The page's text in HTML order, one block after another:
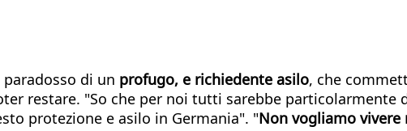
di un profugo, e richiedente asilo, che
restare. "So che per noi tutti sarebbe particolarmente
protezione e asilo in Germania". "Non vogliamo vivere